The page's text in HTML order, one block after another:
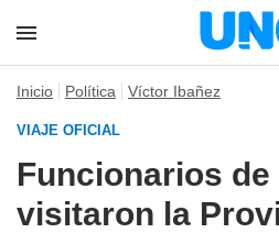
Inicio Política Víctor Ibañez
VIAJE OFICIAL
Funcionarios
visitaron la